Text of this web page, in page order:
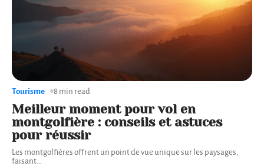
Meilleur moment pour vol en
montgolfière : conseils et astuces
pour réussir
Les montgolfières offrent un point de vue unique sur les paysages,
faisant
Tourisme 8 min read